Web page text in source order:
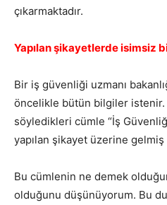
çıkarmaktadır.
Yapılan şikayetlerde isimsiz
Bir iş güvenliği uzmanı
öncelikle bütün bilgiler
söyledikleri cümle “İş
yapılan şikayet üzerine gelmiş
Bu cümlenin ne demek
olduğunu düşünüyorum. Bu